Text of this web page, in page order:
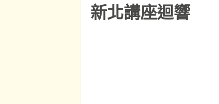
新北講座迴響